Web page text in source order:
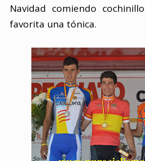
Navidad comiendo
favorita una tónica.